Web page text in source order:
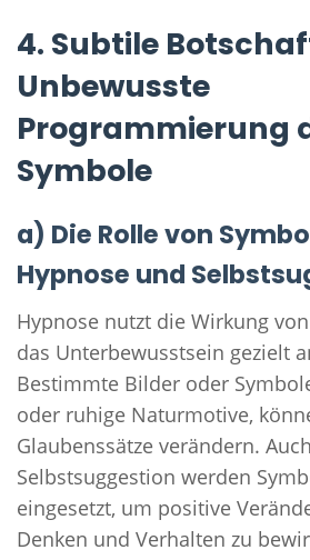
4. Subtile
Unbewusste
Programmierung
Symbole
a) Die Rolle von
Hypnose und
Hypnose nutzt die Wirkung
das Unterbewusstsein gezielt
Bestimmte Bilder oder
oder ruhige Naturmotive,
Glaubenssätze verändern.
Selbstsuggestion werden
eingesetzt, um positive
Denken und Verhalten zu